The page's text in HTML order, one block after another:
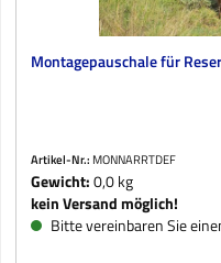
Montagepauschale für
Artikel-Nr.: MONNARRTDEF
Gewicht:0,0 kg
kein Versand möglich!
Bitte vereinbaren Sie